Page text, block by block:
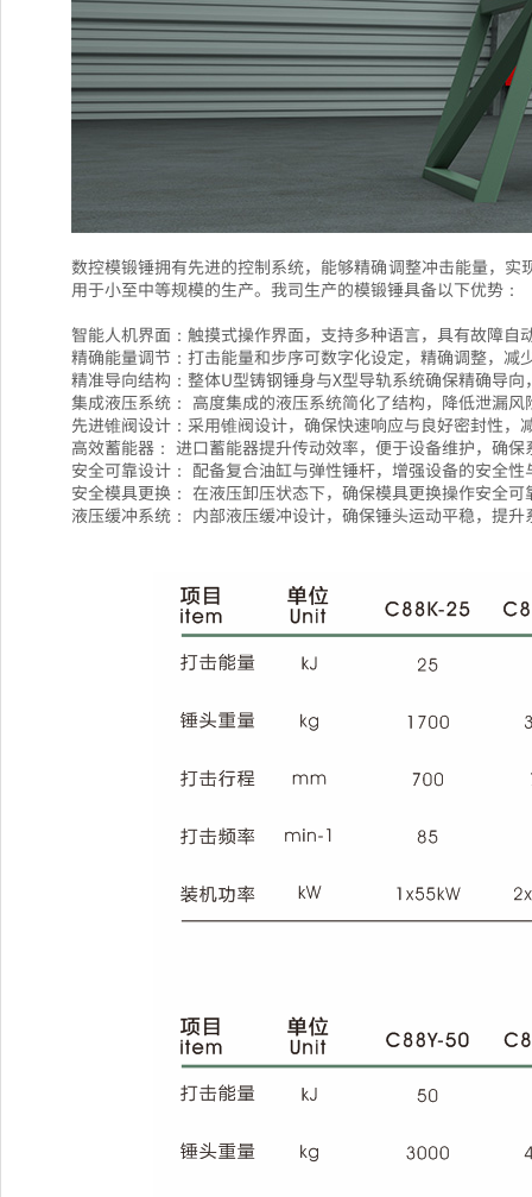
数控模锻锤拥有先进的控制系统，能够精确调整冲击能量，
用于小至中等规模的生产。我司生产的模锻锤具备以下优势：
智能人机界面：触摸式操作界面，支持多种语言，具有故障自
精确能量调节：打击能量和步序可数字化设定，精确调整，减
精准导向结构：整体U型铸钢锤身与X型导轨系统确保精确导
集成液压系统： 高度集成的液压系统简化了结构，降低泄漏
先进锥阀设计：采用锥阀设计，确保快速响应与良好密封性，
高效蓄能器： 进口蓄能器提升传动效率，便于设备维护，确保
安全可靠设计： 配备复合油缸与弹性锤杆，增强设备的安全性
安全模具更换： 在液压卸压状态下，确保模具更换操作安全可
液压缓冲系统： 内部液压缓冲设计，确保锤头运动平稳，提升